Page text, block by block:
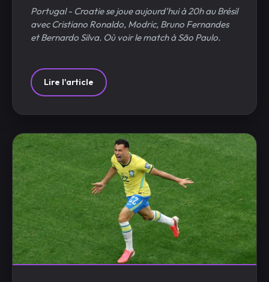
Portugal - Croatie se joue aujourd’hui à 20h au Brésil
avec Cristiano Ronaldo, Modric, Bruno Fernandes
et Bernardo Silva. Où voir le match à São Paulo.
Lire l'article